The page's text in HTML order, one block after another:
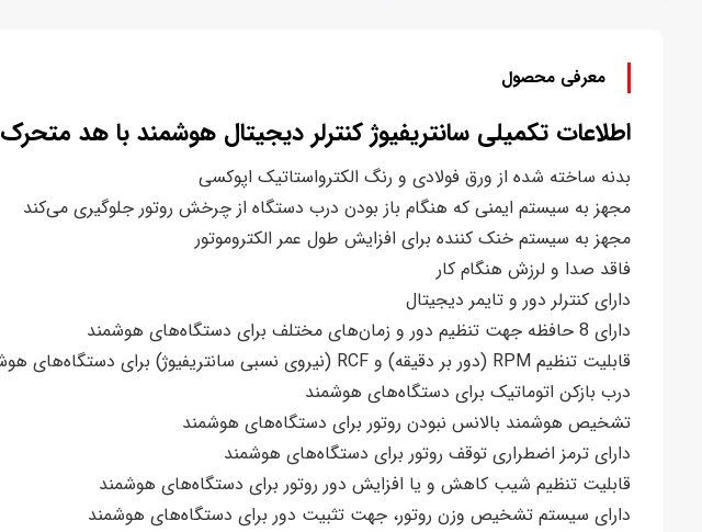
معرفی محصول
اطلاعات تکمیلی سانتریفیوژ کنترلر دیجیتال هوشمند با هد متحرک
بدنه ساخته شده از ورق فولادی و رنگ الکترواستاتیک اپوکسی
مجهز به سیستم ایمنی که هنگام باز بودن درب دستگاه از چرخش روتور جلوگیری می‌کند
مجهز به سیستم خنک کننده برای افزایش طول عمر الکتروموتور
فاقد صدا و لرزش هنگام کار
دارای کنترلر دور و تایمر دیجیتال
دارای 8 حافظه جهت تنظیم دور و زمان‌های مختلف برای دستگاه‌های هوشمند
قابلیت تنظیم RPM (دور بر دقیقه) و RCF (نیروی نسبی سانتریفیوژ) برای دستگاه‌های هوشمند
درب بازکن اتوماتیک برای دستگاه‌های هوشمند
تشخیص هوشمند بالانس نبودن روتور برای دستگاه‌های هوشمند
دارای ترمز اضطراری توقف روتور برای دستگاه‌های هوشمند
قابلیت تنظیم شیب کاهش و یا افزایش دور روتور برای دستگاه‌های هوشمند
دارای سیستم تشخیص وزن روتور، جهت تثبیت دور برای دستگاه‌های هوشمند